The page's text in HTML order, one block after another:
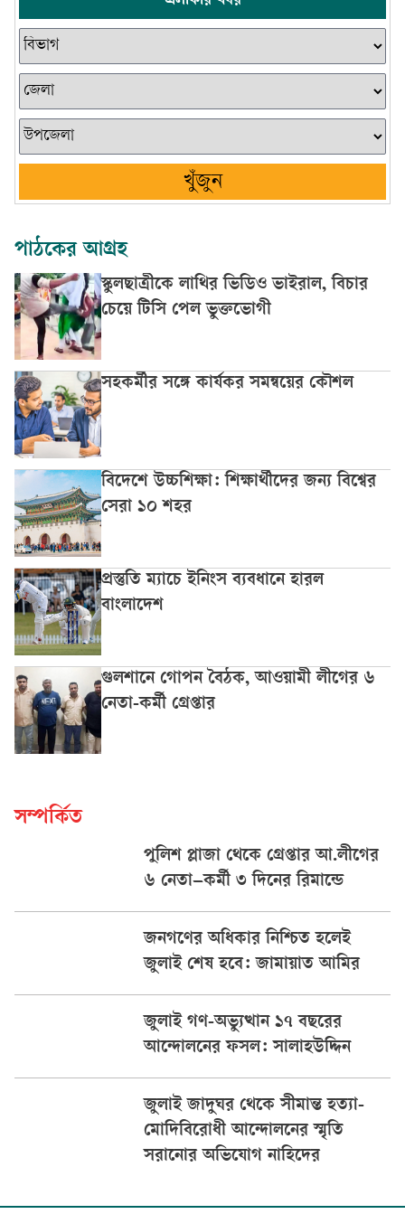
খুঁজুন
পাঠকের আগ্রহ
স্কুলছাত্রীকে লাথির ভিডিও ভাইরাল, বিচার
চেয়ে টিসি পেল ভুক্তভোগী
সহকর্মীর সঙ্গে কার্যকর সমন্বয়ের কৌশল
বিদেশে উচ্চশিক্ষা: শিক্ষার্থীদের জন্য বিশ্বের
সেরা ১০ শহর
প্রস্তুতি ম্যাচে ইনিংস ব্যবধানে হারল
বাংলাদেশ
গুলশানে গোপন বৈঠক, আওয়ামী লীগের ৬
নেতা-কর্মী গ্রেপ্তার
সম্পর্কিত
পুলিশ প্লাজা থেকে গ্রেপ্তার আ.লীগের
৬ নেতা–কর্মী ৩ দিনের রিমান্ডে
জনগণের অধিকার নিশ্চিত হলেই
জুলাই শেষ হবে: জামায়াত আমির
জুলাই গণ-অভ্যুত্থান ১৭ বছরের
আন্দোলনের ফসল: সালাহউদ্দিন
জুলাই জাদুঘর থেকে সীমান্ত হত্যা-
মোদিবিরোধী আন্দোলনের স্মৃতি
সরানোর অভিযোগ নাহিদের